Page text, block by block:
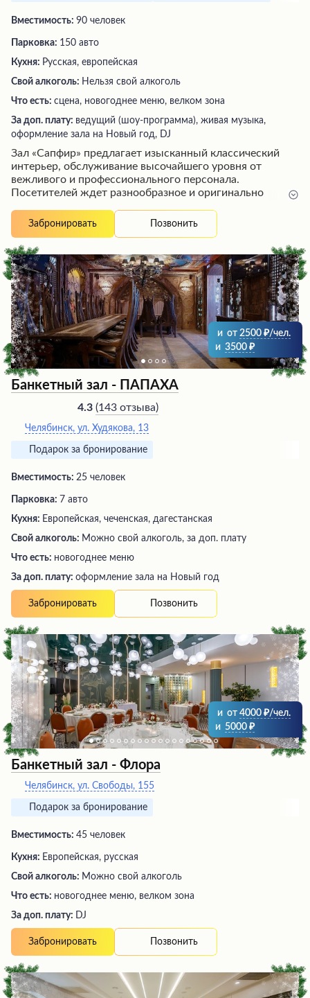
Вместимость: 90 человек
Парковка: 150 авто
Кухня: Русская, европейская
Свой алкоголь: Нельзя свой алкоголь
Что есть: сцена, новогоднее меню, велком зона
За доп. плату: ведущий (шоу-программа), живая музыка,
оформление зала на Новый год, DJ
Зал «Сапфир» предлагает изысканный классический
интерьер, обслуживание высочайшего уровня от
вежливого и профессионального персонала.
Посетителей ждет разнообразное и оригинально
повара. Особого внимания заслуживает шведский стол
на завтрак с богатым выбором угощений, а также
просторный бассейн, аналогичный бассейну
престижного курорта. Гурманы и ценители комфорта
по достоинству оценят это заведение, предлагающее
безупречный сервис и блюда высокой кухни.
Забронировать Позвонить
и от 2500
/чел.
и 3500
Банкетный зал - ПАПАХА
4.3 (143 отзыва)
Челябинск, ул. Худякова, 13
Подарок за бронирование
Вместимость: 25 человек
Парковка: 7 авто
Кухня: Европейская, чеченская, дагестанская
Свой алкоголь: Можно свой алкоголь, за доп. плату
Что есть: новогоднее меню
За доп. плату: оформление зала на Новый год
Забронировать Позвонить
и от 4000
/чел.
и 5000
Банкетный зал - Флора
Челябинск, ул. Свободы, 155
Подарок за бронирование
Вместимость: 45 человек
Кухня: Европейская, русская
Свой алкоголь: Можно свой алкоголь
Что есть: новогоднее меню, велком зона
За доп. плату: DJ
Забронировать Позвонить